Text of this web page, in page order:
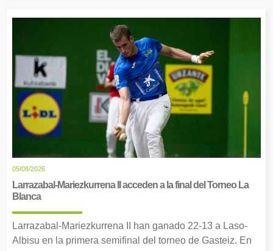
05/08/2026
Larrazabal-Mariezkurrena II acceden a la final del Torneo La
Blanca
Larrazabal-Mariezkurrena II han ganado 22-13 a Laso-
Albisu en la primera semifinal del torneo de Gasteiz. En